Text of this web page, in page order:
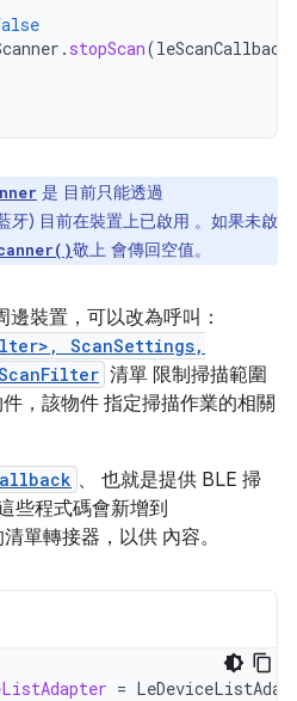
. stopScan(leScanCallback
是 目前只能透過
牙) 目前在裝置上已啟用 。如果未啟
敬上 會傳回空值。
裝置，可以改為呼叫：
ScanSettings,
清單 限制掃描範圍
，該物件 指定掃描作業的相關
、 也就是提供 BLE 掃
些程式碼會新增到
清單轉接器，以供 內容。
=